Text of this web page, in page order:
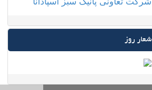
شعار روز